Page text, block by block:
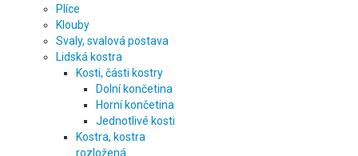
Plíce
Klouby
Svaly, svalová postava
Lidská kostra
Kosti, části kostry
Dolní končetina
Horní končetina
Jednotlivé kosti
Kostra, kostra
rozložená